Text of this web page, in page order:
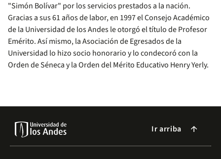
"Simón Bolívar" por los servicios prestados a la nación.
Gracias a sus 61 años de labor, en 1997 el Consejo Académico
de la Universidad de los Andes le otorgó el título de Profesor
Emérito. Así mismo, la Asociación de Egresados de la
Universidad lo hizo socio honorario y lo condecoró con la
Orden de Séneca y la Orden del Mérito Educativo Henry Yerly.
Ir arriba arrow_forward